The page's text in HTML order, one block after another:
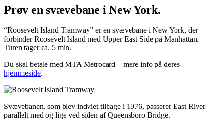
Prøv en svævebane i New York.
“Roosevelt Island Tramway” er en svævebane i New York, der
forbinder Roosevelt Island med Upper East Side på Manhattan.
Turen tager ca. 5 min.
Du skal betale med MTA Metrocard – mere info på deres
hjemmeside.
Svævebanen, som blev indviet tilbage i 1976, passerer East River
parallelt med og lige ved siden af Queensboro Bridge.